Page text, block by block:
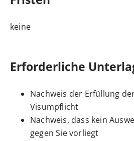
keine
Erforderliche
Nachweis der Erfüllung
Visumpflicht
Nachweis, dass kein
gegen Sie vorliegt